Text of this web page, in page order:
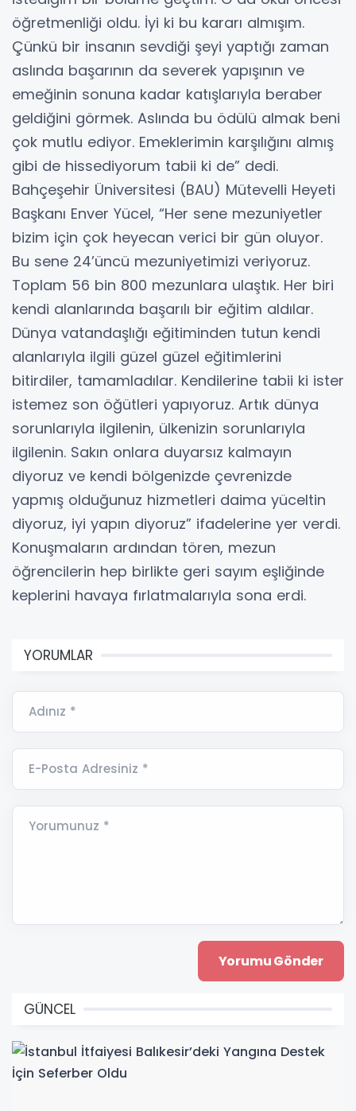
öğretmenliği oldu. İyi ki bu kararı almışım.
Çünkü bir insanın sevdiği şeyi yaptığı zaman
aslında başarının da severek yapışının ve
emeğinin sonuna kadar katışlarıyla beraber
geldiğini görmek. Aslında bu ödülü almak beni
çok mutlu ediyor. Emeklerimin karşılığını almış
gibi de hissediyorum tabii ki de” dedi.
Bahçeşehir Üniversitesi (BAU) Mütevelli Heyeti
Başkanı Enver Yücel, “Her sene mezuniyetler
bizim için çok heyecan verici bir gün oluyor.
Bu sene 24’üncü mezuniyetimizi veriyoruz.
Toplam 56 bin 800 mezunlara ulaştık. Her biri
kendi alanlarında başarılı bir eğitim aldılar.
Dünya vatandaşlığı eğitiminden tutun kendi
alanlarıyla ilgili güzel güzel eğitimlerini
bitirdiler, tamamladılar. Kendilerine tabii ki ister
istemez son öğütleri yapıyoruz. Artık dünya
sorunlarıyla ilgilenin, ülkenizin sorunlarıyla
ilgilenin. Sakın onlara duyarsız kalmayın
diyoruz ve kendi bölgenizde çevrenizde
yapmış olduğunuz hizmetleri daima yüceltin
diyoruz, iyi yapın diyoruz” ifadelerine yer verdi.
Konuşmaların ardından tören, mezun
öğrencilerin hep birlikte geri sayım eşliğinde
keplerini havaya fırlatmalarıyla sona erdi.
YORUMLAR
Adınız *
E-Posta Adresiniz *
Yorumunuz *
GÜNCEL